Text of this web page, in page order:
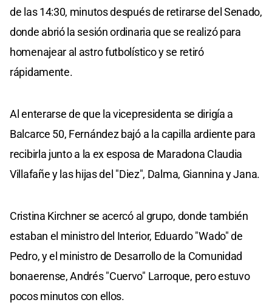
de las 14:30, minutos después de retirarse del Senado,
donde abrió la sesión ordinaria que se realizó para
homenajear al astro futbolístico y se retiró
rápidamente.
Al enterarse de que la vicepresidenta se dirigía a
Balcarce 50, Fernández bajó a la capilla ardiente para
recibirla junto a la ex esposa de Maradona Claudia
Villafañe y las hijas del "Diez", Dalma, Giannina y Jana.
Cristina Kirchner se acercó al grupo, donde también
estaban el ministro del Interior, Eduardo "Wado" de
Pedro, y el ministro de Desarrollo de la Comunidad
bonaerense, Andrés "Cuervo" Larroque, pero estuvo
pocos minutos con ellos.